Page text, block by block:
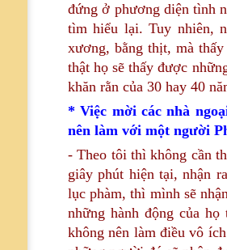
đứng ở phương diện tình
tìm hiểu lại. Tuy nhiên,
xương, bằng thịt, mà
thật họ sẽ thấy được
khăn rằn của 30 hay 40
* Việc mời các nhà
nên làm với một người
- Theo tôi thì không cần
giây phút hiện tại, nhận
lục phàm, thì mình sẽ
những hành động của
không nên làm điều vô